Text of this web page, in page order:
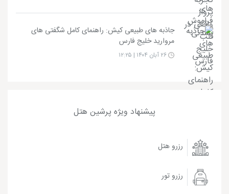
جاذبه های طبیعی کیش: راهنمای کامل شگفتی های
مروارید خلیج فارس
پیشنهاد ویژه پرشین هتل
رزرو هتل
رزرو تور